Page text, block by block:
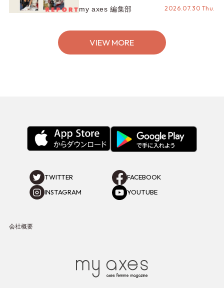
たイベントをお届け！美沙子さんか
らのコメントも♬【海外イベントレ
my axes 編集部 2026.07.30 Thu.
VIEW MORE
TWITTER
FACEBOOK
INSTAGRAM
YOUTUBE
会社概要